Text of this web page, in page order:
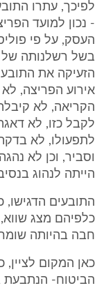
- נכון למועד
העסק, על פי
בשל רשלנותה של
הזעיקה את
אירוע הפריצה,
הקריאה, לא
לקבל כזו, לא
לתפעולו, לא
וסביר, וכן לא
הייתה לנהוג
כלפיהם מצג
חבה בהיותה
כאן המקום